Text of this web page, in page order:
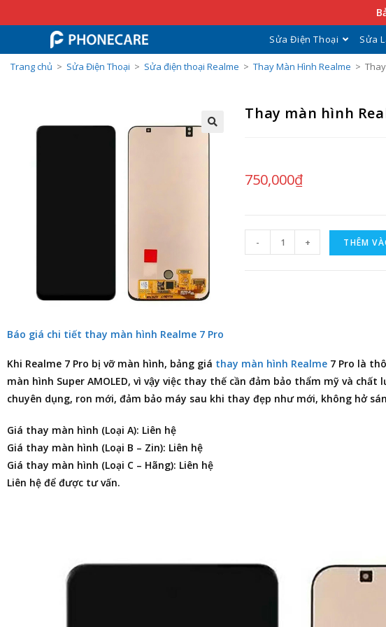
Sửa Điện Thoại Sửa
Trang chủ > Sửa Điện Thoại > Sửa điện thoại Realme > Thay Màn Hình Realme >
Thay màn hình
750,000₫
- + THÊM
Báo giá chi tiết thay màn hình Realme 7 Pro
Khi Realme 7 Pro bị vỡ màn hình, bảng giá thay màn hình Realme 7 Pro là
màn hình Super AMOLED, vì vậy việc thay thế cần đảm bảo thẩm mỹ và
chuyên dụng, ron mới, đảm bảo máy sau khi thay đẹp như mới, không hở
Giá thay màn hình (Loại A): Liên hệ
Giá thay màn hình (Loại B – Zin): Liên hệ
Giá thay màn hình (Loại C – Hãng): Liên hệ
Liên hệ để được tư vấn.